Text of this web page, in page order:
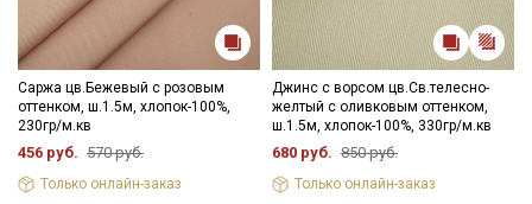
Саржа цв.Бежевый с розовым
оттенком, ш.1.5м, хлопок-100%,
230гр/м.кв
456 руб. 570 руб.
Только онлайн-заказ
Джинс с ворсом цв.Св.телесно-
желтый с оливковым оттенком,
ш.1.5м, хлопок-100%, 330гр/м.кв
680 руб. 850 руб.
Только онлайн-заказ